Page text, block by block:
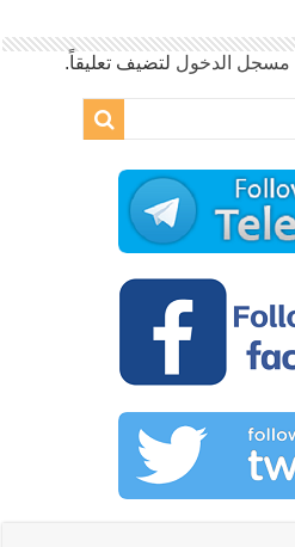
مسجل الدخول لتضيف تعليقاً.